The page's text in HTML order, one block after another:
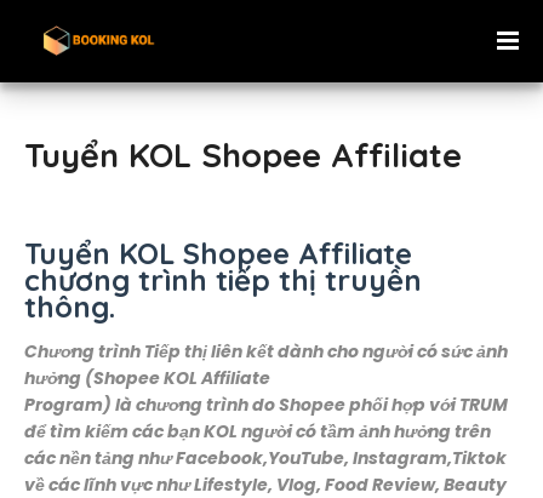
Tuyển KOL Shopee Affiliate
Tuyển KOL Shopee Affiliate
chương trình tiếp thị truyền
thông.
Chương trình Tiếp thị liên kết dành cho người có sức ảnh
hưởng (Shopee KOL Affiliate
Program) là chương trình do Shopee phối hợp với TRUM
để tìm kiếm các bạn KOL người có tầm ảnh hưởng trên
các nền tảng như Facebook,YouTube, Instagram,Tiktok
về các lĩnh vực như Lifestyle, Vlog, Food Review, Beauty